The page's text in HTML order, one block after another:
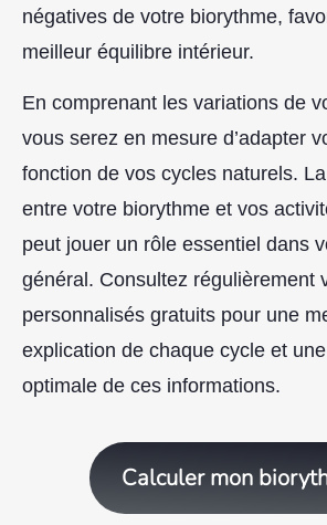
négatives de votre biorythme,
meilleur équilibre intérieur.
En comprenant les variations de
vous serez en mesure d’adapter
fonction de vos cycles naturels.
entre votre biorythme et vos
peut jouer un rôle essentiel dans
général. Consultez régulièrement
personnalisés gratuits pour une
explication de chaque cycle et
optimale de ces informations.
Calculer mon